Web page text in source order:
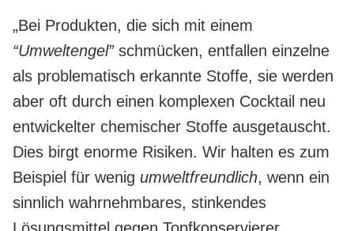
„Bei Produkten, die sich mit einem
“Umweltengel”schmücken, entfallen einzelne
als problematisch erkannte Stoffe, sie werden
aber oft durch einen komplexen Cocktail neu
entwickelter chemischer Stoffe ausgetauscht.
Dies birgt enorme Risiken. Wir halten es zum
Beispiel für wenig umweltfreundlich, wenn ein
sinnlich wahrnehmbares, stinkendes